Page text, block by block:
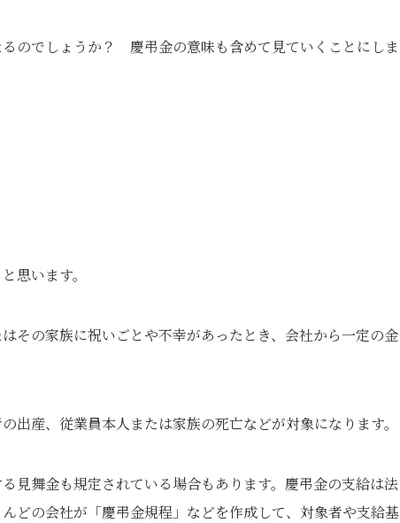
のでしょうか？ 慶弔金の意味も含めて見ていくことにしま
思います。
その家族に祝いごとや不幸があったとき、会社から一定の金
産、従業員本人または家族の死亡などが対象になります。
見舞金も規定されている場合もあります。慶弔金の支給は法
どの会社が「慶弔金規程」などを作成して、対象者や支給基